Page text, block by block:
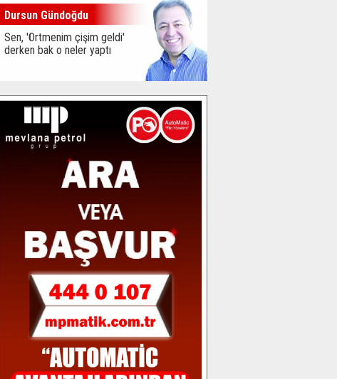
Dursun Gündoğdu
Sen, 'Örtmenim çişim geldi'
derken bak o neler yaptı